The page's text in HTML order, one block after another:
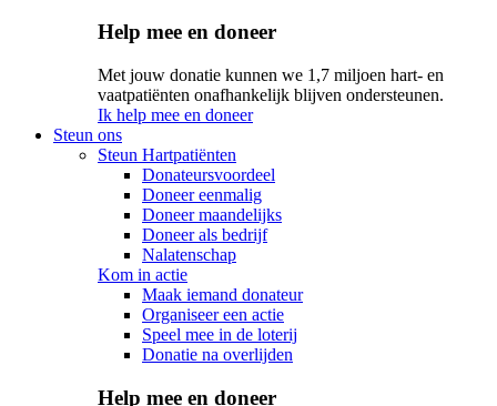
Help mee en doneer
Met jouw donatie kunnen we 1,7 miljoen hart- en
vaatpatiënten onafhankelijk blijven ondersteunen.
Ik help mee en doneer
Steun ons
Steun Hartpatiënten
Donateursvoordeel
Doneer eenmalig
Doneer maandelijks
Doneer als bedrijf
Nalatenschap
Kom in actie
Maak iemand donateur
Organiseer een actie
Speel mee in de loterij
Donatie na overlijden
Help mee en doneer